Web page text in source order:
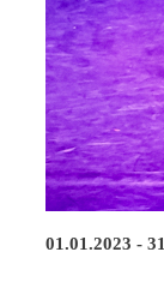
01.01.2023 -